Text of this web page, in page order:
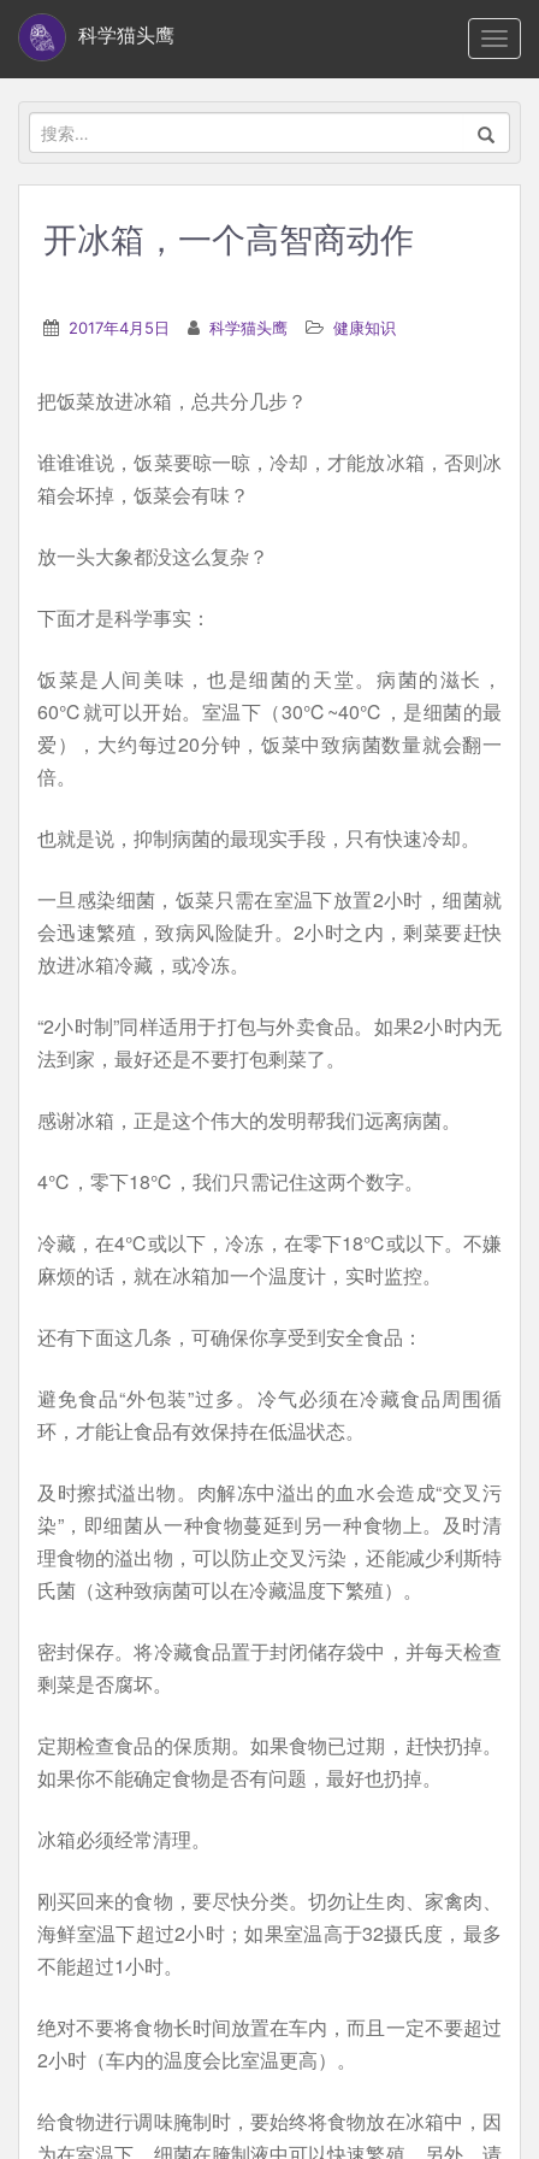
i
科学猫头鹰
搜
索：
开冰箱，一个高智商动作
2017年4月5日 科学猫头鹰 健康知识
把饭菜放进冰箱，总共分几步？
谁谁谁说，饭菜要晾一晾，冷却，才能放冰箱，否则冰
箱会坏掉，饭菜会有味？
放一头大象都没这么复杂？
下面才是科学事实：
饭菜是人间美味，也是细菌的天堂。病菌的滋长，
60℃就可以开始。室温下（30℃~40℃，是细菌的最
爱），大约每过20分钟，饭菜中致病菌数量就会翻一
倍。
也就是说，抑制病菌的最现实手段，只有快速冷却。
一旦感染细菌，饭菜只需在室温下放置2小时，细菌就
会迅速繁殖，致病风险陡升。2小时之内，剩菜要赶快
放进冰箱冷藏，或冷冻。
“2小时制”同样适用于打包与外卖食品。如果2小时内无
法到家，最好还是不要打包剩菜了。
感谢冰箱，正是这个伟大的发明帮我们远离病菌。
4℃，零下18℃，我们只需记住这两个数字。
冷藏，在4℃或以下，冷冻，在零下18℃或以下。不嫌
麻烦的话，就在冰箱加一个温度计，实时监控。
还有下面这几条，可确保你享受到安全食品：
避免食品“外包装”过多。冷气必须在冷藏食品周围循
环，才能让食品有效保持在低温状态。
及时擦拭溢出物。肉解冻中溢出的血水会造成“交叉污
染”，即细菌从一种食物蔓延到另一种食物上。及时清
理食物的溢出物，可以防止交叉污染，还能减少利斯特
氏菌（这种致病菌可以在冷藏温度下繁殖）。
密封保存。将冷藏食品置于封闭储存袋中，并每天检查
剩菜是否腐坏。
定期检查食品的保质期。如果食物已过期，赶快扔掉。
如果你不能确定食物是否有问题，最好也扔掉。
冰箱必须经常清理。
刚买回来的食物，要尽快分类。切勿让生肉、家禽肉、
海鲜室温下超过2小时；如果室温高于32摄氏度，最多
不能超过1小时。
绝对不要将食物长时间放置在车内，而且一定不要超过
2小时（车内的温度会比室温更高）。
给食物进行调味腌制时，要始终将食物放在冰箱中，因